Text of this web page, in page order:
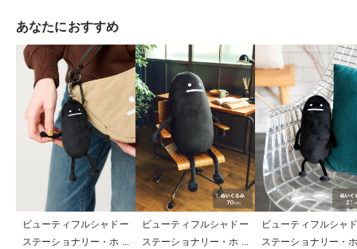
あなたにおすすめ
ビューティフルシャドー
ステーショナリー・ホビ
ビューティフルシャドー
ステーショナリー・ホビ
ビューティフルシャ
ステーショナリー・